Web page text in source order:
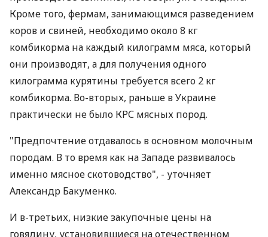
Кроме того, фермам, занимающимся разведением
коров и свиней, необходимо около 8 кг
комбикорма на каждый килограмм мяса, который
они производят, а для получения одного
килограмма курятины требуется всего 2 кг
комбикорма. Во-вторых, раньше в Украине
практически не было КРС мясных пород.
"Предпочтение отдавалось в основном молочным
породам. В то время как на Западе развивалось
именно мясное скотоводство", - уточняет
Александр Бакуменко.
И в-третьих, низкие закупочные цены на
говядину, установившиеся на отечественном